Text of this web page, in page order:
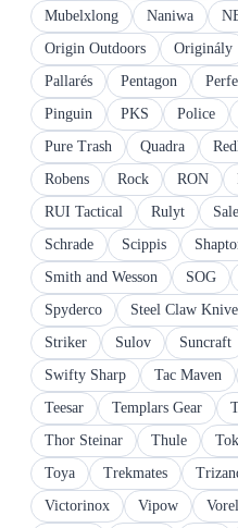
Mubelxlong
Naniwa
Origin Outdoors
Originály
Pallarés
Pentagon
Pinguin
PKS Police
Pure Trash
Quadra
Robens
Rock RON
RUI Tactical
Rulyt
Schrade
Scippis
Smith and Wesson
SOG
Spyderco
Steel Claw
Striker
Sulov Suncraft
Swifty Sharp
Tac Maven
Teesar
Templars Gear
Thor Steinar
Thule
Toya
Trekmates
Victorinox
Vipow Vorel